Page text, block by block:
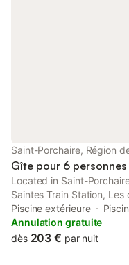
Saint-Porchaire, Région
Gîte pour 6 personnes
Located in Saint-
Saintes Train Station,
pers et gite Tilleul 4-6
outdoor swimming pool
Piscine extérieure
Annulation gratuite
dès 203 € par nuit